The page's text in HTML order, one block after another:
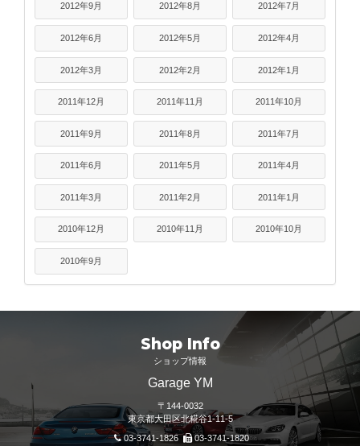
2012年9月 2012年8月 2012年7月
2012年6月 2012年5月 2012年4月
2012年3月 2012年2月 2012年1月
2011年12月 2011年11月 2011年10月
2011年9月 2011年8月 2011年7月
2011年6月 2011年5月 2011年4月
2011年3月 2011年2月 2011年1月
2010年12月 2010年11月 2010年10月
2010年9月
Shop Info
ショップ情報
Garage YM
〒144-0032
東京都大田区北糀谷1-11-5
03-3741-1826
03-3741-1820